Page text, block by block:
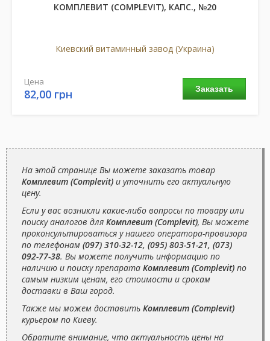
КОМПЛЕВИТ (COMPLEVIT), КАПС., №20
Киевский витаминный завод (Украина)
Заказать
Цена
82,00 грн
На этой странице Вы можете заказать товар
Комплевит (Complevit) и уточнить его актуальную
цену.
Если у вас возникли какие-либо вопросы по товару или
поиску аналогов для Комплевит (Complevit), Вы можете
проконсультироваться у нашего оператора-провизора
по телефонам (097) 310-32-12, (095) 803-51-21, (073)
092-77-38. Вы можете получить информацию по
наличию и поиску препарата Комплевит (Complevit) по
самым низким ценам, его стоимости и срокам
доставки в Ваш город.
Также мы можем доставить Комплевит (Complevit)
курьером по Киеву.
Обратите внимание, что актуальность цены на